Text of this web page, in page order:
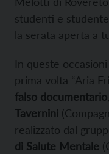
studenti e
la serata aperta a
In queste
prima volta “Aria
falso documentario
Tavernini
realizzato dal
di Salute Mentale